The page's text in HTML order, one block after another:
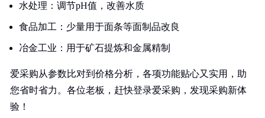
水处理：调节pH值，改善水质
食品加工：少量用于面条等面制品改良
冶金工业：用于矿石提炼和金属精制
爱采购从参数比对到价格分析，各项功能贴心又实用，助
您省时省力。各位老板，赶快登录爱采购，发现采购新体
验！